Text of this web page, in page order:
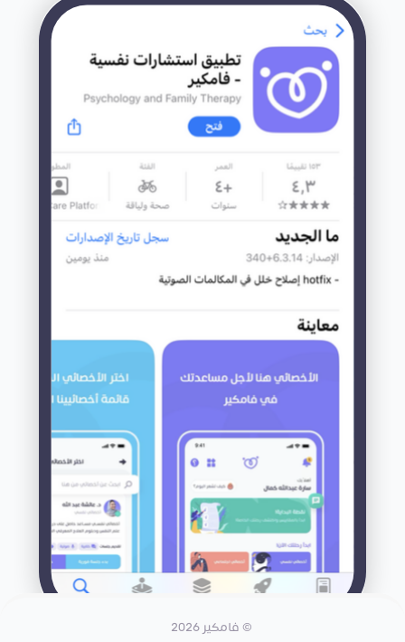
© فامكير 2026